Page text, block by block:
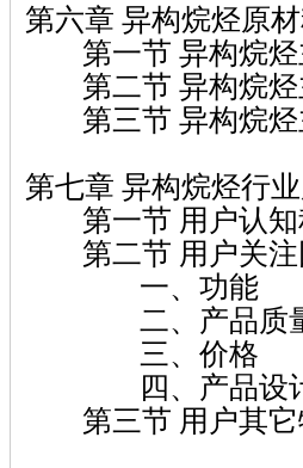
第六章 异构烷烃原
第一节 异构烷烃
第二节 异构烷烃
第三节 异构烷烃
第七章 异构烷烃行
第一节 用户认知
第二节 用户关注
一、功能
二、产品质
三、价格
四、产品设
第三节 用户其它